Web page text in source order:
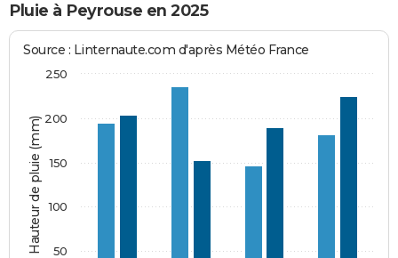
Pluie à Peyrouse en 2025
Hauteur de pluie (mm)
Source : Linternaute.com d'après Météo France
50
100
150
200
250